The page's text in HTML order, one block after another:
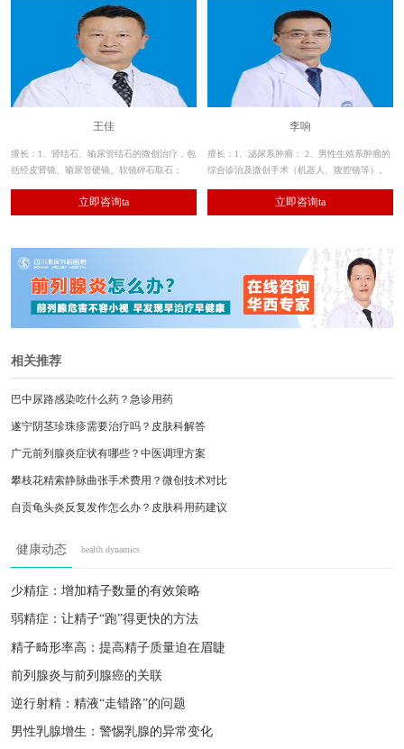
王佳
擅长：1、肾结石、输尿管结石的微创治疗，包
括经皮肾镜、输尿管硬镜、软镜碎石取石；
立即咨询ta
李响
擅长：1、泌尿系肿瘤； 2、男性生殖系肿瘤的
综合诊治及微创手术（机器人、腹腔镜等）。
立即咨询ta
相关推荐
巴中尿路感染吃什么药？急诊用药
遂宁阴茎珍珠疹需要治疗吗？皮肤科解答
广元前列腺炎症状有哪些？中医调理方案
攀枝花精索静脉曲张手术费用？微创技术对比
自贡龟头炎反复发作怎么办？皮肤科用药建议
南充血精要做手术吗？泌尿专科排名
江油阴茎弯曲矫正？手术案例分享
乐山生殖器疱疹复发？根治技术对比
健康动态 health dynamics
少精症：增加精子数量的有效策略
弱精症：让精子“跑”得更快的方法
精子畸形率高：提高精子质量迫在眉睫
前列腺炎与前列腺癌的关联
逆行射精：精液“走错路”的问题
男性乳腺增生：警惕乳腺的异常变化